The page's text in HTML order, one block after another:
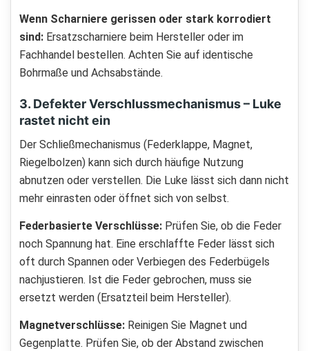
Wenn Scharniere gerissen oder stark korrodiert
sind: Ersatzscharniere beim Hersteller oder im
Fachhandel bestellen. Achten Sie auf identische
Bohrmaße und Achsabstände.
3. Defekter Verschlussmechanismus – Luke
rastet nicht ein
Der Schließmechanismus (Federklappe, Magnet,
Riegelbolzen) kann sich durch häufige Nutzung
abnutzen oder verstellen. Die Luke lässt sich dann nicht
mehr einrasten oder öffnet sich von selbst.
Federbasierte Verschlüsse: Prüfen Sie, ob die Feder
noch Spannung hat. Eine erschlaffte Feder lässt sich
oft durch Spannen oder Verbiegen des Federbügels
nachjustieren. Ist die Feder gebrochen, muss sie
ersetzt werden (Ersatzteil beim Hersteller).
Magnetverschlüsse: Reinigen Sie Magnet und
Gegenplatte. Prüfen Sie, ob der Abstand zwischen